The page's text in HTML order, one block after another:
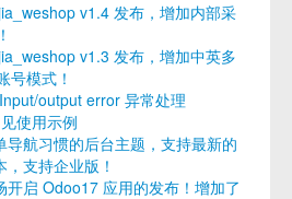
v1.4 发布，增加内部采
v1.3 发布，增加中英多
号模式！
output error 异常处理
使用示例
导航习惯的后台主题，支持最新的
支持企业版！
开启 Odoo17 应用的发布！增加了